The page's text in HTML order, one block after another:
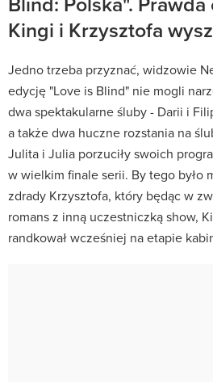
Kingi i Krzysztofa
Jedno trzeba przyznać, widzowie
edycję "Love is Blind" nie mogli
dwa spektakularne śluby - Darii i
a także dwa huczne rozstania na
Julita i Julia porzuciły swoich
w wielkim finale serii. By tego było
zdrady Krzysztofa, który będąc w
romans z inną uczestniczką show,
randkował wcześniej na etapie